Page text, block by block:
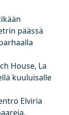
päässä
House, La
kuuluisalle
Elviria